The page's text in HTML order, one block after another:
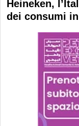
Heineken,
dei consumi